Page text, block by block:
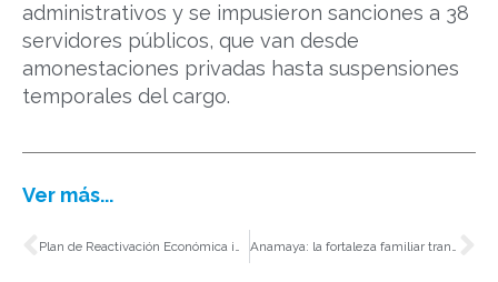
administrativos y se impusieron sanciones a 38
servidores públicos, que van desde
amonestaciones privadas hasta suspensiones
temporales del cargo.
Ver más...
Ant Plan de Reactivación Económica impulsó desarrollo y bienestar en Sinaloa Anamaya: la fortaleza familiar transformada en restaurante